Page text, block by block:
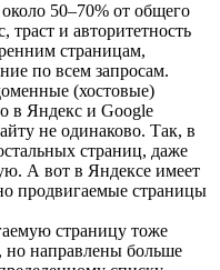
50–70% от общего
и авторитетность
страницам,
по всем запросам.
(хостовые)
в Яндекс и Google
не одинаково. Так, в
страниц, даже
А вот в Яндексе имеет
продвигаемые страницы
страницу тоже
но направлены больше